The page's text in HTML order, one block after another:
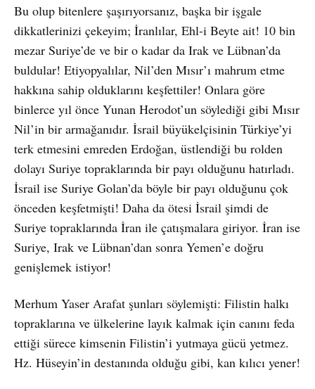
Bu olup bitenlere şaşırıyorsanız, başka bir işgale
dikkatlerinizi çekeyim; İranlılar, Ehl-i Beyte ait! 10 bin
mezar Suriye’de ve bir o kadar da Irak ve Lübnan’da
buldular! Etiyopyalılar, Nil’den Mısır’ı mahrum etme
hakkına sahip olduklarını keşfettiler! Onlara göre
binlerce yıl önce Yunan Herodot’un söylediği gibi Mısır
Nil’in bir armağanıdır. İsrail büyükelçisinin Türkiye’yi
terk etmesini emreden Erdoğan, üstlendiği bu rolden
dolayı Suriye topraklarında bir payı olduğunu hatırladı.
İsrail ise Suriye Golan’da böyle bir payı olduğunu çok
önceden keşfetmişti! Daha da ötesi İsrail şimdi de
Suriye topraklarında İran ile çatışmalara giriyor. İran ise
Suriye, Irak ve Lübnan’dan sonra Yemen’e doğru
genişlemek istiyor!
Merhum Yaser Arafat şunları söylemişti: Filistin halkı
topraklarına ve ülkelerine layık kalmak için canını feda
ettiği sürece kimsenin Filistin’i yutmaya gücü yetmez.
Hz. Hüseyin’in destanında olduğu gibi, kan kılıcı yener!